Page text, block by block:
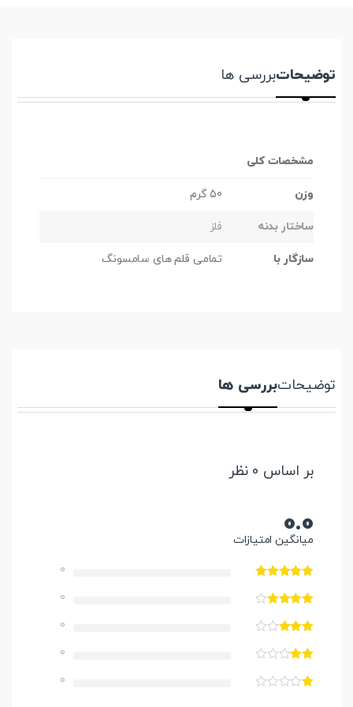
توضیحاتبررسی ها
مشخصات کلی
وزن 50 گرم
ساختار بدنه فلز
سازگار با تمامی قلم های سامسونگ
توضیحاتبررسی ها
بر اساس 0 نظر
0.0
میانگین امتیازات
0
0
0
0
0